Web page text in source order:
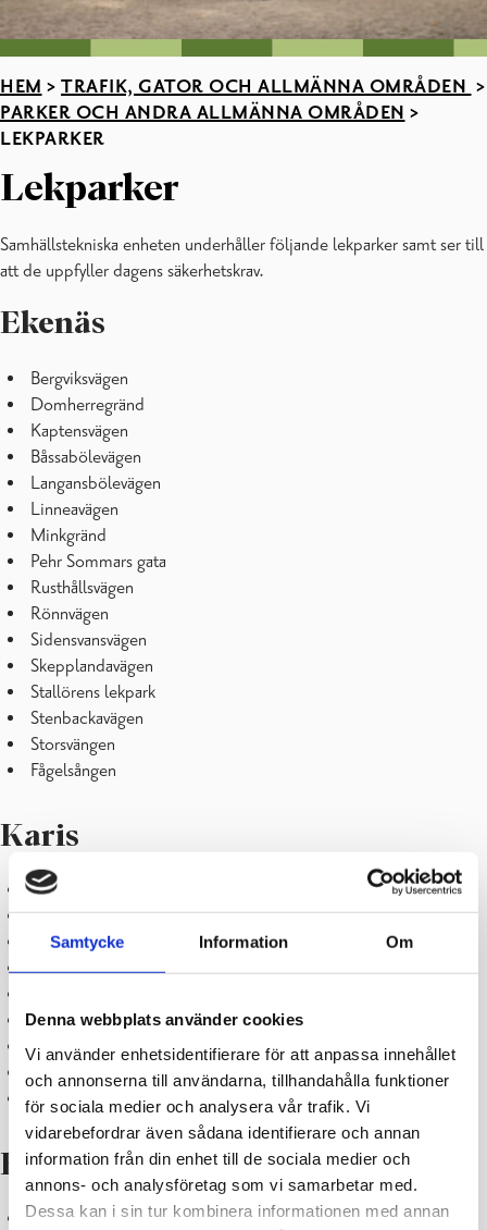
Samtycke Information Om
Denna webbplats använder cookies
Vi använder enhetsidentifierare för att anpassa innehållet
och annonserna till användarna, tillhandahålla funktioner
för sociala medier och analysera vår trafik. Vi
vidarebefordrar även sådana identifierare och annan
information från din enhet till de sociala medier och
annons- och analysföretag som vi samarbetar med.
Dessa kan i sin tur kombinera informationen med annan
HEM > TRAFIK, GATOR OCH ALLMÄNNA OMRÅDEN >
PARKER OCH ANDRA ALLMÄNNA OMRÅDEN >
LEKPARKER
Lekparker
Samhällstekniska enheten underhåller följande lekparker samt ser till
att de uppfyller dagens säkerhetskrav.
Ekenäs
Bergviksvägen
Domherregränd
Kaptensvägen
Båssabölevägen
Langansbölevägen
Linneavägen
Minkgränd
Pehr Sommars gata
Rusthållsvägen
Rönnvägen
Sidensvansvägen
Skepplandavägen
Stallörens lekpark
Stenbackavägen
Storsvängen
Fågelsången
Karis
Bäljars lekpark
Bulevarden Parkour
Centralgatan
Dönsbyvägen
Johannesgatan
Läppgatan
Pumpvikens äventyrsbana
Ryttaregatan Tallmovägen
Billnäs
Åsändavägen